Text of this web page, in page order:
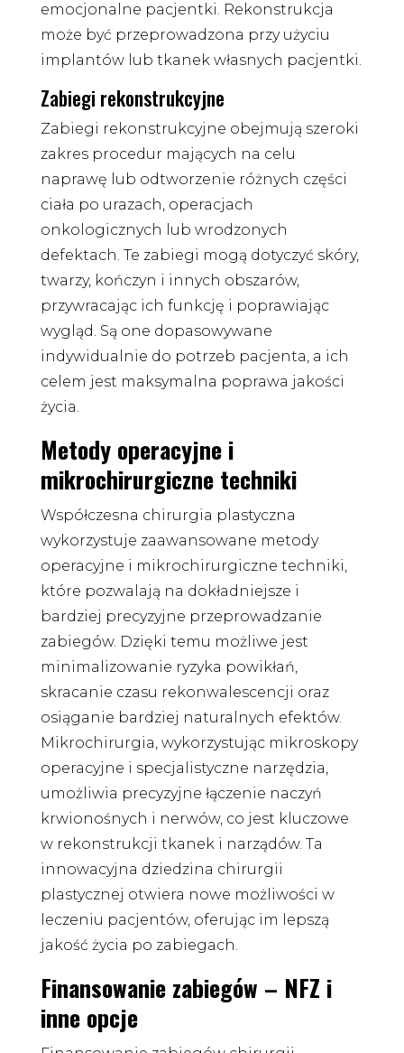
emocjonalne pacjentki. Rekonstrukcja
może być przeprowadzona przy użyciu
implantów lub tkanek własnych pacjentki.
Zabiegi rekonstrukcyjne
Zabiegi rekonstrukcyjne obejmują szeroki
zakres procedur mających na celu
naprawę lub odtworzenie różnych części
ciała po urazach, operacjach
onkologicznych lub wrodzonych
defektach. Te zabiegi mogą dotyczyć skóry,
twarzy, kończyn i innych obszarów,
przywracając ich funkcję i poprawiając
wygląd. Są one dopasowywane
indywidualnie do potrzeb pacjenta, a ich
celem jest maksymalna poprawa jakości
życia.
Metody operacyjne i
mikrochirurgiczne techniki
Współczesna chirurgia plastyczna
wykorzystuje zaawansowane metody
operacyjne i mikrochirurgiczne techniki,
które pozwalają na dokładniejsze i
bardziej precyzyjne przeprowadzanie
zabiegów. Dzięki temu możliwe jest
minimalizowanie ryzyka powikłań,
skracanie czasu rekonwalescencji oraz
osiąganie bardziej naturalnych efektów.
Mikrochirurgia, wykorzystując mikroskopy
operacyjne i specjalistyczne narzędzia,
umożliwia precyzyjne łączenie naczyń
krwionośnych i nerwów, co jest kluczowe
w rekonstrukcji tkanek i narządów. Ta
innowacyjna dziedzina chirurgii
plastycznej otwiera nowe możliwości w
leczeniu pacjentów, oferując im lepszą
jakość życia po zabiegach.
Finansowanie zabiegów – NFZ i
inne opcje